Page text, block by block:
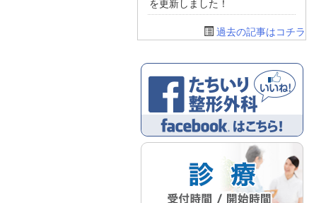
を更新しました！
過去の記事はコチラ